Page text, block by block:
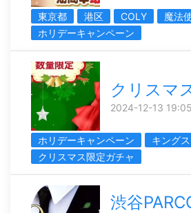
東京都 港区 COLY
魔法
ホリデーキャンペーン
クリスマ
2024-12-13
ホリデーキャンペーン
キング
クリスマス限定ガチャ
渋谷